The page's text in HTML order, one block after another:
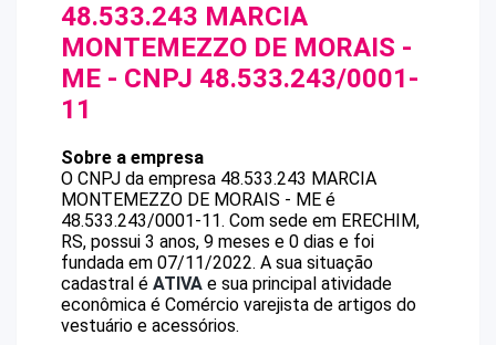
48.533.243 MARCIA
MONTEMEZZO DE MORAIS -
ME - CNPJ 48.533.243/0001-
11
Sobre a empresa
O CNPJ da empresa 48.533.243 MARCIA
MONTEMEZZO DE MORAIS - ME é
48.533.243/0001-11. Com sede em ERECHIM,
RS, possui 3 anos, 9 meses e 0 dias e foi
fundada em 07/11/2022. A sua situação
cadastral é ATIVA e sua principal atividade
econômica é Comércio varejista de artigos do
vestuário e acessórios.